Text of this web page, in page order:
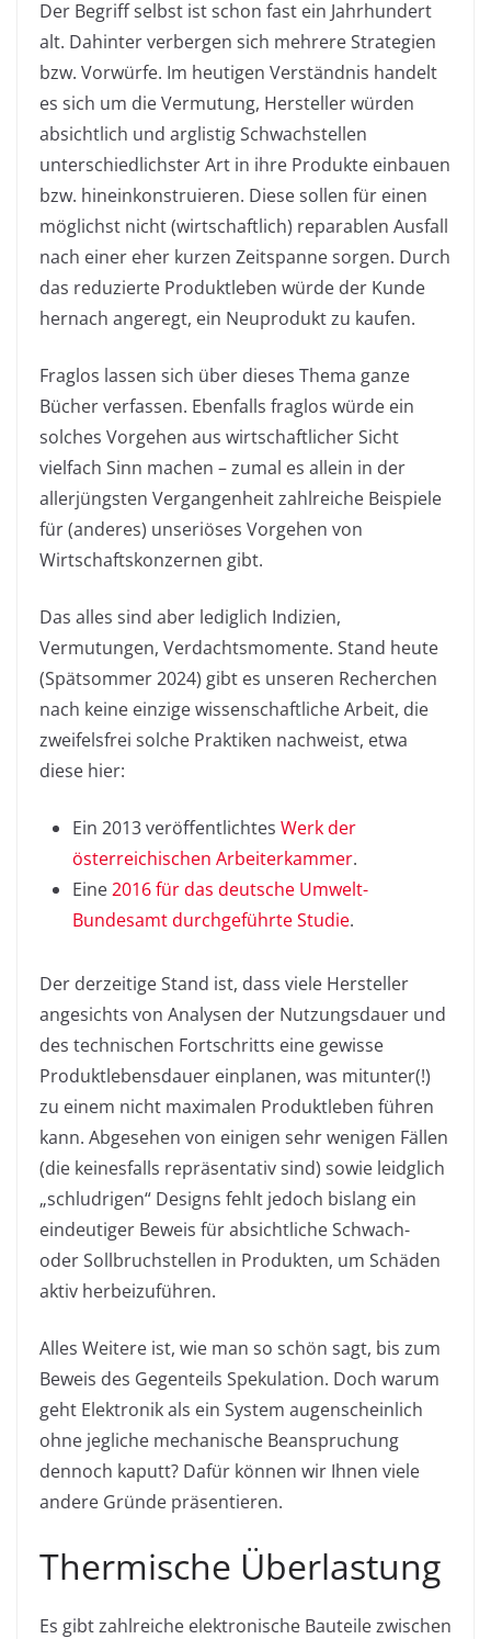
Der Begriff selbst ist schon fast ein Jahrhundert
alt. Dahinter verbergen sich mehrere Strategien
bzw. Vorwürfe. Im heutigen Verständnis handelt
es sich um die Vermutung, Hersteller würden
absichtlich und arglistig Schwachstellen
unterschiedlichster Art in ihre Produkte einbauen
bzw. hineinkonstruieren. Diese sollen für einen
möglichst nicht (wirtschaftlich) reparablen Ausfall
nach einer eher kurzen Zeitspanne sorgen. Durch
das reduzierte Produktleben würde der Kunde
hernach angeregt, ein Neuprodukt zu kaufen.
Fraglos lassen sich über dieses Thema ganze
Bücher verfassen. Ebenfalls fraglos würde ein
solches Vorgehen aus wirtschaftlicher Sicht
vielfach Sinn machen – zumal es allein in der
allerjüngsten Vergangenheit zahlreiche Beispiele
für (anderes) unseriöses Vorgehen von
Wirtschaftskonzernen gibt.
Das alles sind aber lediglich Indizien,
Vermutungen, Verdachtsmomente. Stand heute
(Spätsommer 2024) gibt es unseren Recherchen
nach keine einzige wissenschaftliche Arbeit, die
zweifelsfrei solche Praktiken nachweist, etwa
diese hier:
Ein 2013 veröffentlichtes Werk der
österreichischen Arbeiterkammer.
Eine2016 für das deutsche Umwelt-
Bundesamt durchgeführte Studie.
Der derzeitige Stand ist, dass viele Hersteller
angesichts von Analysen der Nutzungsdauer und
des technischen Fortschritts eine gewisse
Produktlebensdauer einplanen, was mitunter(!)
zu einem nicht maximalen Produktleben führen
kann. Abgesehen von einigen sehr wenigen Fällen
(die keinesfalls repräsentativ sind) sowie leidglich
„schludrigen“ Designs fehlt jedoch bislang ein
eindeutiger Beweis für absichtliche Schwach-
oder Sollbruchstellen in Produkten, um Schäden
aktiv herbeizuführen.
Alles Weitere ist, wie man so schön sagt, bis zum
Beweis des Gegenteils Spekulation. Doch warum
geht Elektronik als ein System augenscheinlich
ohne jegliche mechanische Beanspruchung
dennoch kaputt? Dafür können wir Ihnen viele
andere Gründe präsentieren.
Thermische Überlastung
Es gibt zahlreiche elektronische Bauteile zwischen